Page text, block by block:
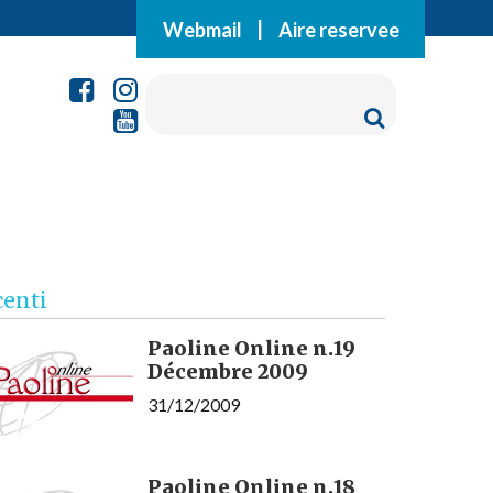
Webmail Aire reservee
Paoline Online n.19
Décembre 2009
31/12/2009
Paoline Online n.18